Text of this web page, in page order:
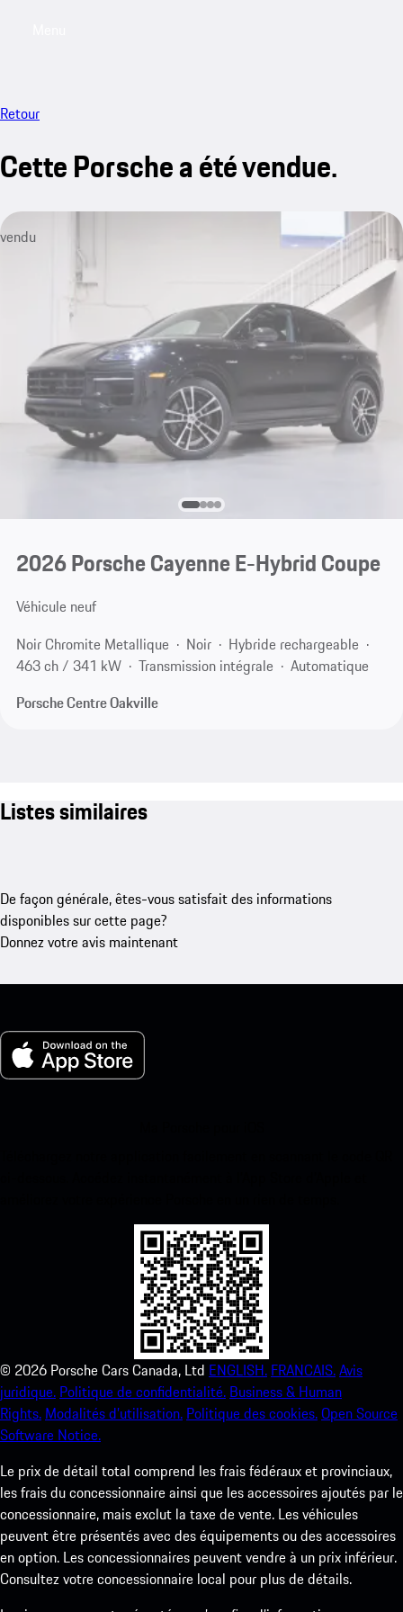
Retour
Cette Porsche a été vendue.
vendu
2026 Porsche Cayenne E-Hybrid Coupe
Véhicule neuf
Noir Chromite Metallique
Noir
Hybride rechargeable
463 ch / 341 kW
Transmission intégrale
Automatique
Porsche Centre Oakville
Listes similaires
De façon générale, êtes-vous satisfait des informations
disponibles sur cette page?
Donnez votre avis maintenant
© 2026 Porsche Cars Canada, Ltd ENGLISH. FRANCAIS.Avis
juridique. Politique de confidentialité. Business & Human
Rights. Modalités d’utilisation. Politique des cookies.Open Source
Software Notice.
Le prix de détail total comprend les frais fédéraux et provinciaux,
les frais du concessionnaire ainsi que les accessoires ajoutés par le
concessionnaire, mais exclut la taxe de vente. Les véhicules
peuvent être présentés avec des équipements ou des accessoires
en option. Les concessionnaires peuvent vendre à un prix inférieur.
Consultez votre concessionnaire local pour plus de détails.